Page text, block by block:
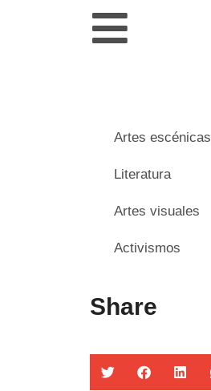
Artes escénicas
Literatura
Artes visuales
Activismos
Share